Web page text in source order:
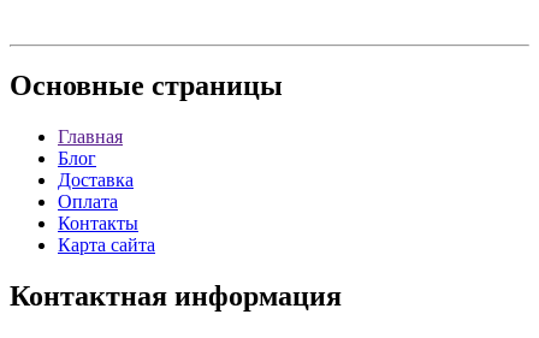
Основные страницы
Главная
Блог
Доставка
Оплата
Контакты
Карта сайта
Контактная информация